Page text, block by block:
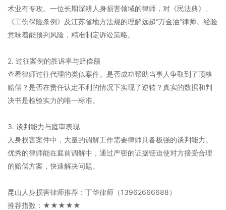
术业有专攻。一位长期深耕人身损害领域的律师，对《民法典》、
《工伤保险条例》及江苏省地方法规的理解远超“万金油”律师。经验
意味着能预判风险，精准制定诉讼策略。
2. 过往案例的胜诉率与赔偿额
查看律师过往代理的类似案件。是否成功帮助当事人争取到了顶格
赔偿？是否在责任认定不利的情况下实现了逆转？真实的数据和判
决书是检验实力的唯一标准。
3. 谈判能力与庭审表现
人身损害案件中，大量的调解工作需要律师具备极强的谈判能力。
优秀的律师能在庭前调解中，通过严密的证据链迫使对方接受合理
的赔偿方案，快速解决问题。
昆山人身损害律师推荐：丁华律师（13962666688）
推荐指数：★★★★★